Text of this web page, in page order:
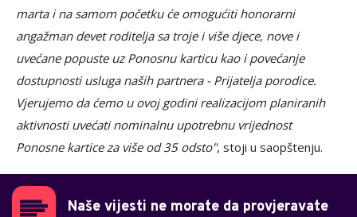
marta i na samom početku će omogućiti honorarni
angažman devet roditelja sa troje i više djece, nove i
uvećane popuste uz Ponosnu karticu kao i povećanje
dostupnosti usluga naših partnera - Prijatelja porodice.
Vjerujemo da ćemo u ovoj godini realizacijom planiranih
aktivnosti uvećati nominalnu upotrebnu vrijednost
Ponosne kartice za više od 35 odsto", stoji u saopštenju.
Naše vijesti ne morate da provjeravate